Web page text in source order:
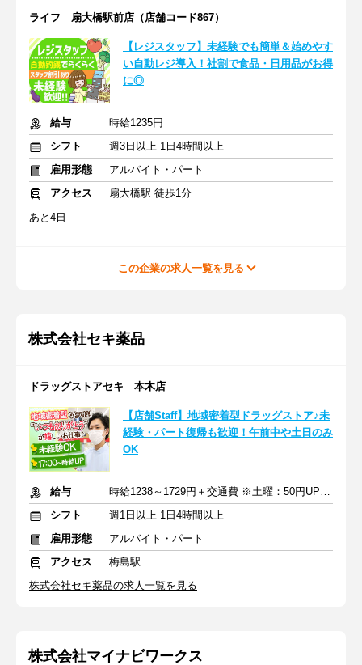
ライフ 扇大橋駅前店（店舗コード867）
【レジスタッフ】未経験でも簡単＆始めやす
い自動レジ導入！社割で食品・日用品がお得
に◎
給与
時給1235円
シフト
週3日以上 1日4時間以上
雇用形態
アルバイト・パート
アクセス
扇大橋駅 徒歩1分
あと4日
この企業の求人一覧を見る
株式会社セキ薬品
ドラッグストアセキ 本木店
【店舗Staff】地域密着型ドラッグストア♪未
経験・パート復帰も歓迎！午前中や土日のみ
OK
給与
時給1238～1729円＋交通費 ※土曜：50円UP/日曜・祝日：100円UP
シフト
週1日以上 1日4時間以上
雇用形態
アルバイト・パート
アクセス
梅島駅
株式会社セキ薬品の求人一覧を見る
株式会社マイナビワークス